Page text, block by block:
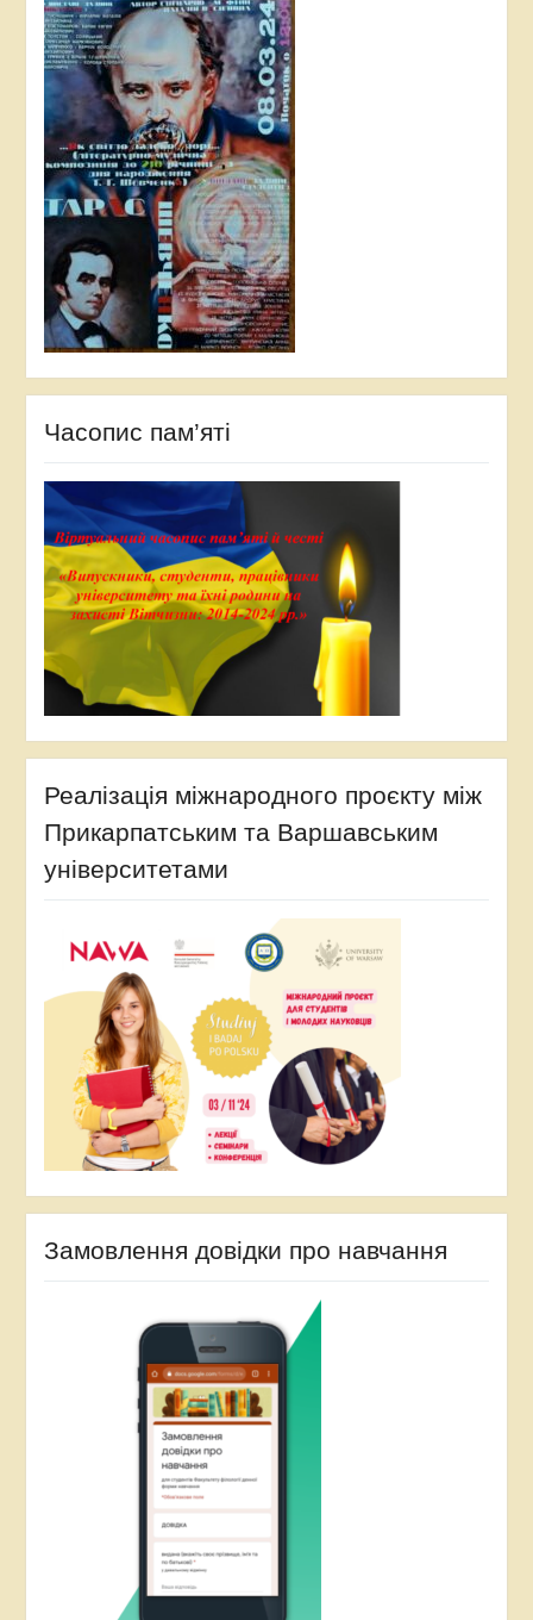
Часопис пам’яті
Реалізація міжнародного проєкту між
Прикарпатським та Варшавським
університетами
Замовлення довідки про навчання